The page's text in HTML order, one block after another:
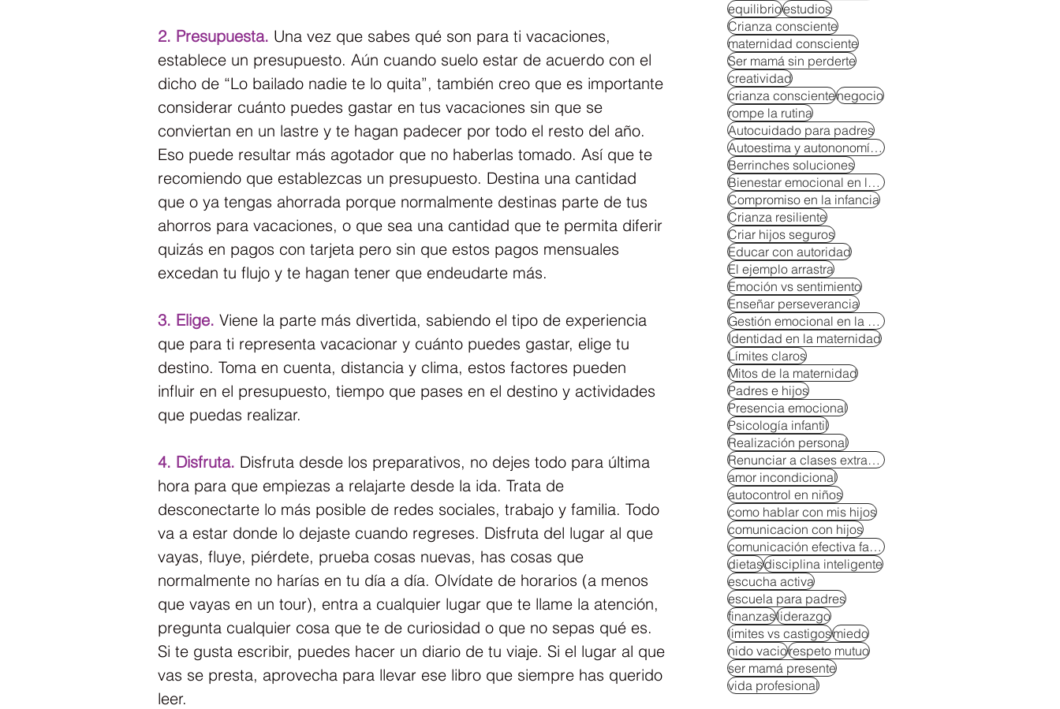
2. Presupuesta. Una vez que sabes qué son para ti vacaciones,
establece un presupuesto. Aún cuando suelo estar de acuerdo con el
dicho de “Lo bailado nadie te lo quita”, también creo que es importante
considerar cuánto puedes gastar en tus vacaciones sin que se
conviertan en un lastre y te hagan padecer por todo el resto del año.
Eso puede resultar más agotador que no haberlas tomado. Así que te
recomiendo que establezcas un presupuesto. Destina una cantidad
que o ya tengas ahorrada porque normalmente destinas parte de tus
ahorros para vacaciones, o que sea una cantidad que te permita diferir
quizás en pagos con tarjeta pero sin que estos pagos mensuales
excedan tu flujo y te hagan tener que endeudarte más.
3. Elige. Viene la parte más divertida, sabiendo el tipo de experiencia
que para ti representa vacacionar y cuánto puedes gastar, elige tu
destino. Toma en cuenta, distancia y clima, estos factores pueden
influir en el presupuesto, tiempo que pases en el destino y actividades
que puedas realizar.
4. Disfruta. Disfruta desde los preparativos, no dejes todo para última
hora para que empiezas a relajarte desde la ida. Trata de
desconectarte lo más posible de redes sociales, trabajo y familia. Todo
va a estar donde lo dejaste cuando regreses. Disfruta del lugar al que
vayas, fluye, piérdete, prueba cosas nuevas, has cosas que
normalmente no harías en tu día a día. Olvídate de horarios (a menos
que vayas en un tour), entra a cualquier lugar que te llame la atención,
pregunta cualquier cosa que te de curiosidad o que no sepas qué es.
Si te gusta escribir, puedes hacer un diario de tu viaje. Si el lugar al que
vas se presta, aprovecha para llevar ese libro que siempre has querido
leer.
equilibrioestudios
Crianza consciente
maternidad consciente
Ser mamá sin perderte
creatividad
crianza conscientenegocio
rompe la rutina
Autocuidado para padres
Autoestima y autononomía en niños
Berrinches soluciones
Bienestar emocional en la crianza
Compromiso en la infancia
Crianza resiliente
Criar hijos seguros
Educar con autoridad
El ejemplo arrastra
Emoción vs sentimiento
Enseñar perseverancia
Gestión emocional en la crianza
Identidad en la maternidad
Límites claros
Mitos de la maternidad
Padres e hijos
Presencia emocional
Psicología infantil
Realización personal
Renunciar a clases extracurriculares
amor incondicional
autocontrol en niños
como hablar con mis hijos
comunicacion con hijos
comunicación efectiva familiar
dietasdisciplina inteligente
escucha activa
escuela para padres
finanzasliderazgo
limites vs castigosmiedo
nido vaciorespeto mutuo
ser mamá presente
vida profesional